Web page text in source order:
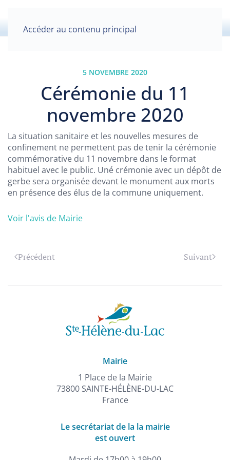
Accéder au contenu principal
5 NOVEMBRE 2020
Cérémonie du 11
novembre 2020
La situation sanitaire et les nouvelles mesures de
confinement ne permettent pas de tenir la cérémonie
commémorative du 11 novembre dans le format
habituel avec le public. Uné crémonie avec un dépôt de
gerbe sera organisée devant le monument aux morts
en présence des élus de la commune uniquement.
Voir l'avis de Mairie
Précédent Suivant
Mairie
1 Place de la Mairie
73800 SAINTE-HÉLÈNE-DU-LAC
France
Le secrétariat de la la mairie
est ouvert